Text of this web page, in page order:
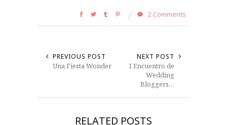
2 Comments
PREVIOUS POST
Una Fiesta Wonder
NEXT POST
I Encuentro de
Wedding
Bloggers…
RELATED POSTS